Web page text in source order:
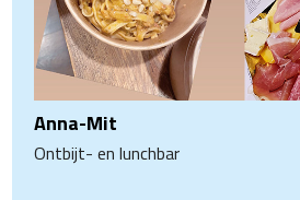
Anna-Mit
Ontbijt- en lunchbar